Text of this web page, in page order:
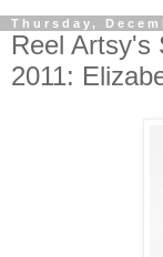
Thursday,
Reel Artsy's
2011: